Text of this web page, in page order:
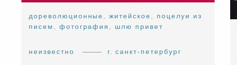
дореволюционные ,житейское , поцелуи из
писем , фотография , шлю привет
неизвестно г. санкт-петербург